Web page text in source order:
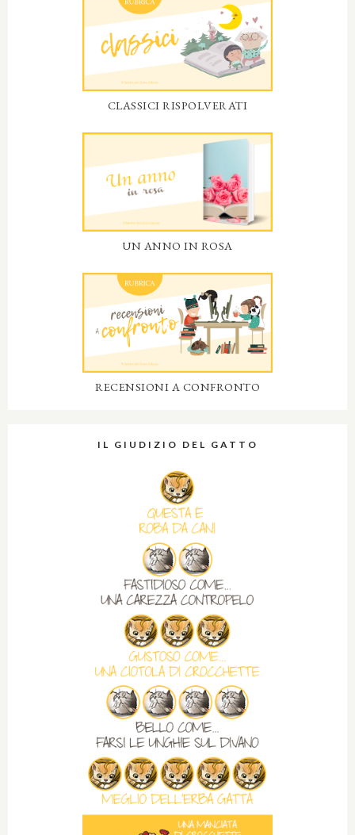
CLASSICI RISPOLVERATI
UN ANNO IN ROSA
RECENSIONI A CONFRONTO
IL GIUDIZIO DEL GATTO